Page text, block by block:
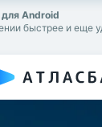
Android
быстрее и еще